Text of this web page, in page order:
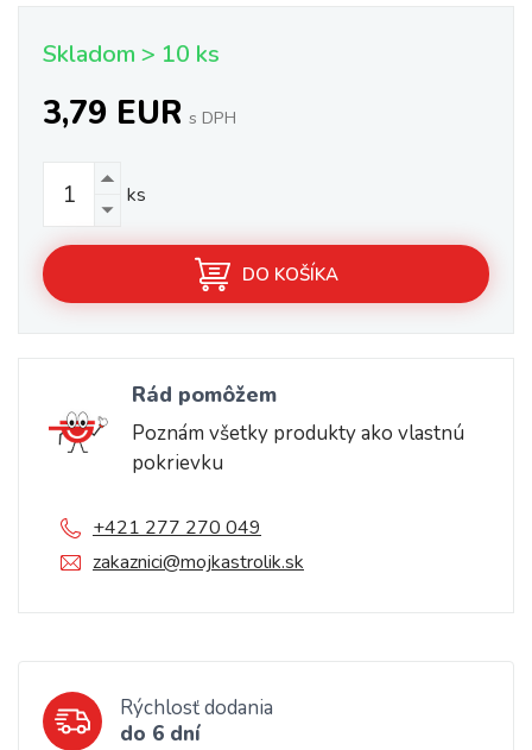
Skladom > 10 ks
3,79 EUR s DPH
ks
DO KOŠÍKA
Rád pomôžem
Poznám všetky produkty ako vlastnú
pokrievku
+421 277 270 049
zakaznici@mojkastrolik.sk
Rýchlosť dodania
do 6 dní